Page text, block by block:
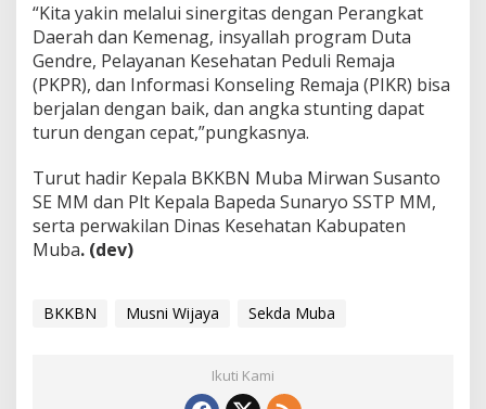
“Kita yakin melalui sinergitas dengan Perangkat
Daerah dan Kemenag, insyallah program Duta
Gendre, Pelayanan Kesehatan Peduli Remaja
(PKPR), dan Informasi Konseling Remaja (PIKR) bisa
berjalan dengan baik, dan angka stunting dapat
turun dengan cepat,”pungkasnya.
Turut hadir Kepala BKKBN Muba Mirwan Susanto
SE MM dan Plt Kepala Bapeda Sunaryo SSTP MM,
serta perwakilan Dinas Kesehatan Kabupaten
Muba. (dev)
BKKBN Musni Wijaya Sekda Muba
Ikuti Kami